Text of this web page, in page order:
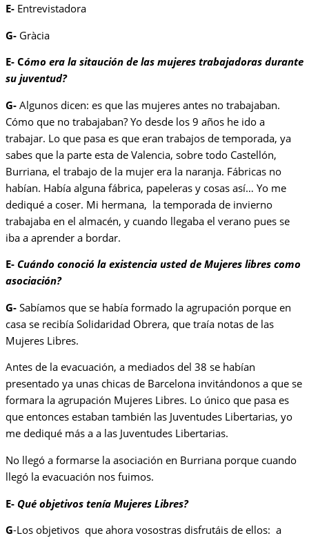
E- Entrevistadora
G- Gràcia
E- Cómo era la sitaución de las mujeres trabajadoras durante
su juventud?
G- Algunos dicen: es que las mujeres antes no trabajaban.
Cómo que no trabajaban? Yo desde los 9 años he ido a
trabajar. Lo que pasa es que eran trabajos de temporada, ya
sabes que la parte esta de Valencia, sobre todo Castellón,
Burriana, el trabajo de la mujer era la naranja. Fábricas no
habían. Había alguna fábrica, papeleras y cosas así… Yo me
dediqué a coser. Mi hermana, la temporada de invierno
trabajaba en el almacén, y cuando llegaba el verano pues se
iba a aprender a bordar.
E- Cuándo conoció la existencia usted de Mujeres libres como
asociación?
G- Sabíamos que se había formado la agrupación porque en
casa se recibía Solidaridad Obrera, que traía notas de las
Mujeres Libres.
Antes de la evacuación, a mediados del 38 se habían
presentado ya unas chicas de Barcelona invitándonos a que se
formara la agrupación Mujeres Libres. Lo único que pasa es
que entonces estaban también las Juventudes Libertarias, yo
me dediqué más a a las Juventudes Libertarias.
No llegó a formarse la asociación en Burriana porque cuando
llegó la evacuación nos fuimos.
E- Qué objetivos tenía Mujeres Libres?
G-Los objetivos que ahora vosostras disfrutáis de ellos: a